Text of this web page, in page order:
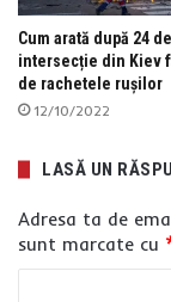
Cum arată după 24
intersecție din Kiev
de rachetele rușilor
12/10/2022
LASĂ UN
Adresa ta de
sunt marcate cu